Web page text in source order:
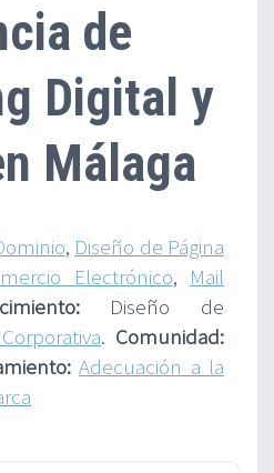
de
Digital y
Málaga
, Diseño de Página
Electrónico, Mail
Diseño de
. Comunidad:
Adecuación a la